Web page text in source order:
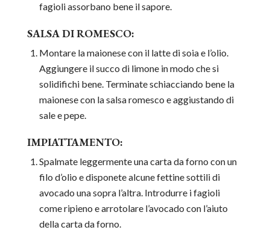
fagioli assorbano bene il sapore.
SALSA DI ROMESCO:
Montare la maionese con il latte di soia e l’olio.
Aggiungere il succo di limone in modo che si
solidifichi bene. Terminate schiacciando bene la
maionese con la salsa romesco e aggiustando di
sale e pepe.
IMPIATTAMENTO:
Spalmate leggermente una carta da forno con un
filo d’olio e disponete alcune fettine sottili di
avocado una sopra l’altra. Introdurre i fagioli
come ripieno e arrotolare l’avocado con l’aiuto
della carta da forno.